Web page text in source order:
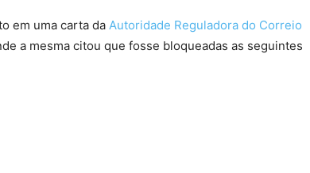
em uma carta da Autoridade Reguladora do Correio
a mesma citou que fosse bloqueadas as seguintes